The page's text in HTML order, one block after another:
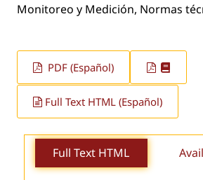
Monitoreo y Medición, Normas
PDF (Español)
Full Text HTML (Español)
Full Text HTML